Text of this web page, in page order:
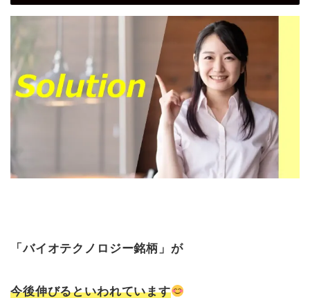
「バイオテクノロジー銘柄」が
今後伸びるといわれています